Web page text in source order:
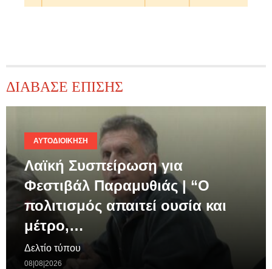
ΔΙΑΒΑΣΕ ΕΠΙΣΗΣ
ΑΥΤΟΔΙΟΊΚΗΣΗ
Λαϊκή Συσπείρωση για
Φεστιβάλ Παραμυθιάς | “Ο
πολιτισμός απαιτεί ουσία και
μέτρο,…
Δελτίο τύπου
08|08|2026